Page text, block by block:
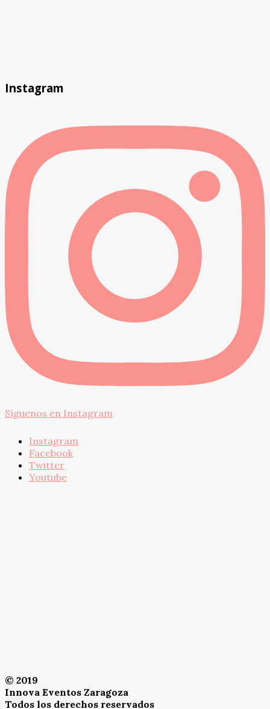
Instagram
Síguenos en Instagram
Instagram
Facebook
Twitter
Youtube
© 2019
Innova Eventos Zaragoza
Todos los derechos reservados